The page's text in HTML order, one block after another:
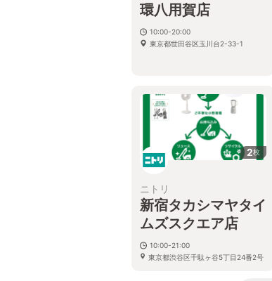
環八用賀店
10:00-20:00
東京都世田谷区玉川台2-33-1
2枚
ニトリ
新宿タカシマヤタイ
ムズスクエア店
10:00-21:00
東京都渋谷区千駄ヶ谷5丁目24番2号